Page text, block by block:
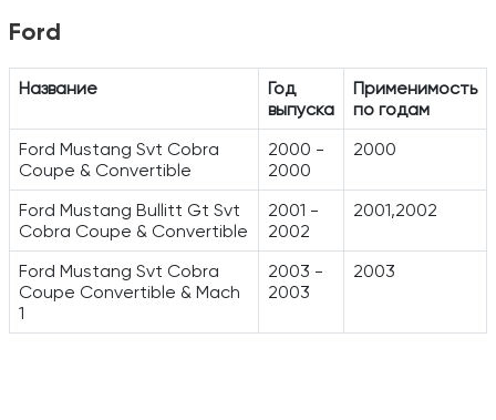
Ford
Название
Год
выпуска
Применимость
по годам
Ford Mustang Svt Cobra
Coupe & Convertible
2000 -
2000
2000
Ford Mustang Bullitt Gt Svt
Cobra Coupe & Convertible
2001 -
2002
2001,2002
Ford Mustang Svt Cobra
Coupe Convertible & Mach
1
2003 -
2003
2003